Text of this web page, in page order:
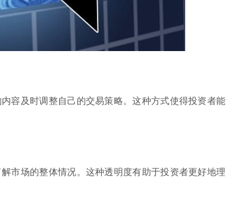
容及时调整自己的交易策略。这种方式使得投资者能
市场的整体情况。这种透明度有助于投资者更好地理